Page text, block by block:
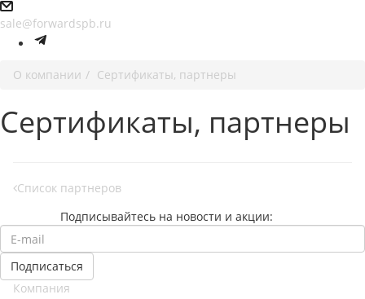
sale@forwardspb.ru
О компании Сертификаты, партнеры
Сертификаты, партнеры
Список партнеров
Подписывайтесь на новости и акции:
Компания